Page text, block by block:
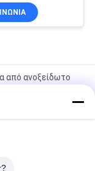
από ανοξείδωτο
για κατασκευές
σύρματος 1/2